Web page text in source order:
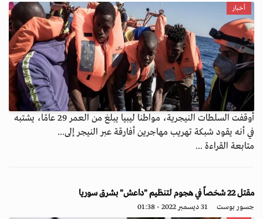
أخبار
أوقفت السلطات النيجرية، مواطنا ليبيا يبلغ من العمر 29 عامًا، يشتبه
في أنه يقود شبكة تهريب مهاجرين أفارقة عبر النيجر إلى...
متابعة القراءة ...
مقتل 22 شخصاً في هجوم لتنظيم "داعش" بشرق سوريا
جسور بوست 31 ديسمبر 2022 - 01:38